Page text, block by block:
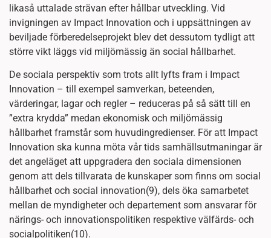
likaså uttalade strävan efter hållbar utveckling. Vid
invigningen av Impact Innovation och i uppsättningen av
beviljade förberedelseprojekt blev det dessutom tydligt att
större vikt läggs vid miljömässig än social hållbarhet.
De sociala perspektiv som trots allt lyfts fram i Impact
Innovation – till exempel samverkan, beteenden,
värderingar, lagar och regler – reduceras på så sätt till en
”extra krydda” medan ekonomisk och miljömässig
hållbarhet framstår som huvudingredienser. För att Impact
Innovation ska kunna möta vår tids samhällsutmaningar är
det angeläget att uppgradera den sociala dimensionen
genom att dels tillvarata de kunskaper som finns om social
hållbarhet och social innovation(9), dels öka samarbetet
mellan de myndigheter och departement som ansvarar för
närings- och innovationspolitiken respektive välfärds- och
socialpolitiken(10).